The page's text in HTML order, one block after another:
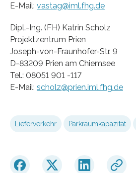
E-Mail: vastag@iml.fhg.de
Dipl.-Ing. (FH) Katrin Scholz
Projektzentrum Prien
Joseph-von-Fraunhofer-Str. 9
D-83209 Prien am Chiemsee
Tel.: 08051 901 -117
E-Mail: scholz@prien.iml.fhg.de
Lieferverkehr Parkraumkapazität